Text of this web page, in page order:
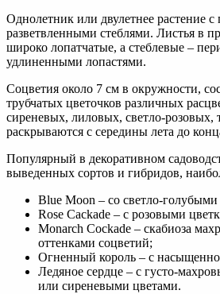
Однолетник или двулетнее растение
разветвленными стеблями. Листья в
широко лопатчатые, а стеблевые –
удлиненными лопастями.
Соцветия около 7 см в окружности,
трубчатых цветочков различных
сиреневых, лиловых, светло-
раскрываются с середины лета до
Популярный в декоративном
выведенных сортов и гибридов,
Blue Moon – со светло-
Rose Cackade – с розовыми
Monarch Cockade – скабиоза
оттенками соцветий;
Огненный король – с
Ледяное сердце – с густо-
или сиреневыми цветами.